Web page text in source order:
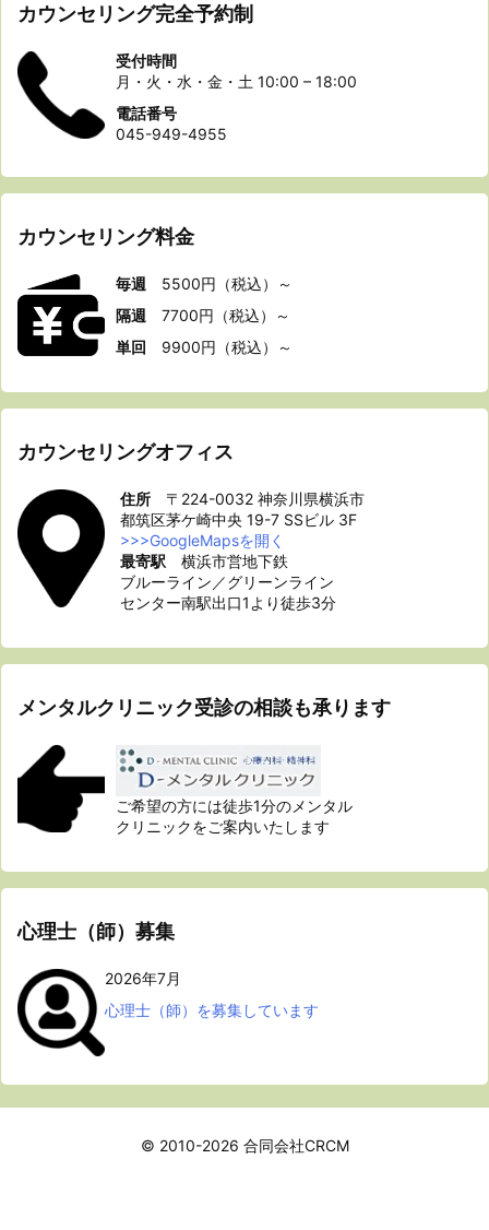
カウンセリング完全予約制
受付時間
月・火・水・金・土 10:00 – 18:00
電話番号
045-949-4955
カウンセリング料金
毎週 5500円（税込）～
隔週 7700円（税込）～
単回 9900円（税込）～
カウンセリングオフィス
住所 〒224-0032 神奈川県横浜市
都筑区茅ケ崎中央 19-7 SSビル 3F
>>>GoogleMapsを開く
最寄駅 横浜市営地下鉄
ブルーライン／グリーンライン
センター南駅出口1より徒歩3分
メンタルクリニック受診の相談も承ります
ご希望の方には徒歩1分のメンタル
クリニックをご案内いたします
心理士（師）募集
2026年7月
心理士（師）を募集しています
© 2010-2026 合同会社CRCM